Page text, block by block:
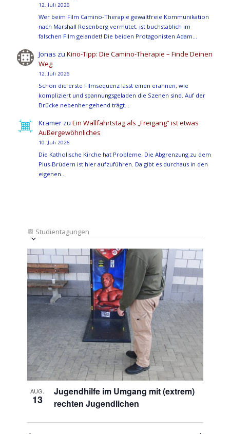
12. Juli 2026
Wer beim Film Camino-Therapie gewaltfreie Kommunikation
nach Marshall Rosenberg vermutet, ist buchstäblich im
falschen Film gelandet! Die beiden Protagonisten Adam…
Jonas zuKino-Tipp: Die Camino-Therapie – Finde Deinen
Weg
12. Juli 2026
Schon die erste Filmsequenz lässt einen erahnen, wie
kompliziert und spannungsgeladen die Szenen sind. Auf der
Brücke nebenher gehend trägt…
Kramer zuEin Wallfahrtstag als „Freigang“ ist etwas
Außergewöhnliches
10. Juli 2026
Die Katholische Kirche hat Probleme. Die Abgrenzung zu dem
Pius-Brüdern ist hier aufzuführen. Da gibt es durchaus in den
eigenen…
📆 Studientagungen
Ansichten-
Navigation
Veranstaltung
Ansichten-
Navigation
Datum
auswählen.
List
of
Veranstaltungen
in
Photo
View
AUG.
13
Jugendhilfe im Umgang mit (extrem)
rechten Jugendlichen